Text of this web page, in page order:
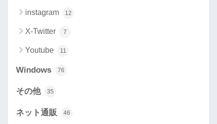
instagram 12
X-Twitter 7
Youtube 11
Windows 76
その他 35
ネット通販 46